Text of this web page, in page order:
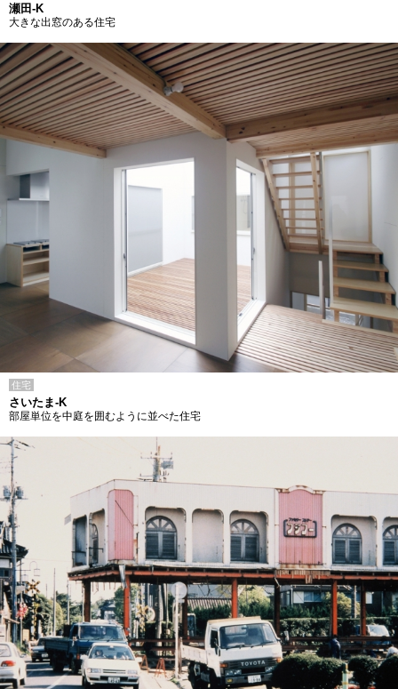
瀬田-K
大きな出窓のある住宅
住宅
さいたま-K
部屋単位を中庭を囲むように並べた住宅